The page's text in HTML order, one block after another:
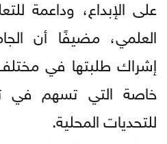
على الإبداع، وداعمة
العلمي، مضيفًا أن
إشراك طلبتها في مختلف
خاصة التي تسهم في
للتحديات المحلية.